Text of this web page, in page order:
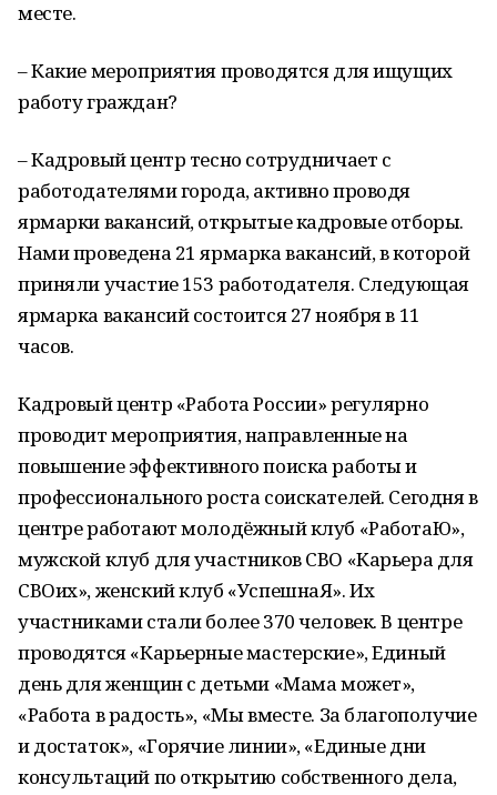
месте.
– Какие мероприятия проводятся для ищущих
работу граждан?
– Кадровый центр тесно сотрудничает с
работодателями города, активно проводя
ярмарки вакансий, открытые кадровые отборы.
Нами проведена 21 ярмарка вакансий, в которой
приняли участие 153 работодателя. Следующая
ярмарка вакансий состоится 27 ноября в 11
часов.
Кадровый центр «Работа России» регулярно
проводит мероприятия, направленные на
повышение эффективного поиска работы и
профессионального роста соискателей. Сегодня в
центре работают молодёжный клуб «РаботаЮ»,
мужской клуб для участников СВО «Карьера для
СВОих», женский клуб «УспешнаЯ». Их
участниками стали более 370 человек. В центре
проводятся «Карьерные мастерские», Единый
день для женщин с детьми «Мама может»,
«Работа в радость», «Мы вместе. За благополучие
и достаток», «Горячие линии», «Единые дни
консультаций по открытию собственного дела,